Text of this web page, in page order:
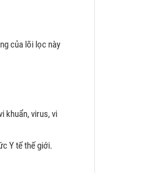
của lõi lọc này
khuẩn, virus, vi
Y tế thế giới.